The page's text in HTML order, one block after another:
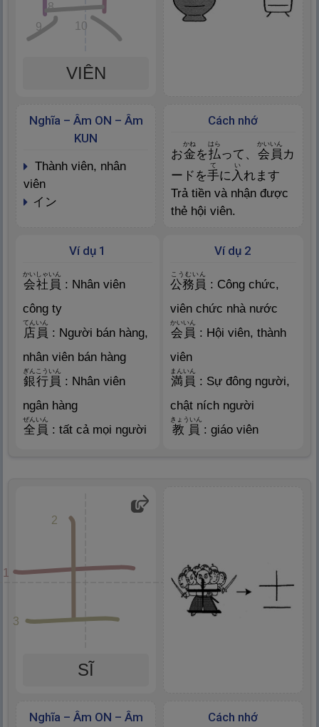
9
8
10
VIÊN
Cách nhớ
お金
かね
を払
はら
って、 会 員
かいいん
カ
ードを手
て
に入
い
れます
Trả tiền và nhận được
thẻ hội viên.
Nghĩa – Âm ON – Âm
KUN
thành viên, nhân
viên
イン
Ví dụ 1
会社 員
Nghĩa: Nhân viên, thành viên,
người
かいしゃいん
: Nhân viên
công ty
店
Nghĩa: Tiệm, cửa hàng, cửa
員
Nghĩa: Nhân viên, thành viên,
てんいん
: Người bán hàng,
nhân viên bán hàng
銀行
HÀNH, HẠNH, HÀNG,
員
Nghĩa: Nhân viên, thành viên,
người
ぎんこういん
: Nhân viên
ngân hàng
全 員
ぜんいん
: tất cả mọi người
Ví dụ 2
公
công cộng,
務 員
người
こうむいん
: Công chức,
viên chức nhà nước
会 員
かいいん
: Hội viên, thành
viên
満 員
まんいん
: Sự đông người,
chật ních người
教 員
きょういん
: giáo viên
1
3
2
SĨ
Cách nhớ
Nghĩa – Âm ON – Âm